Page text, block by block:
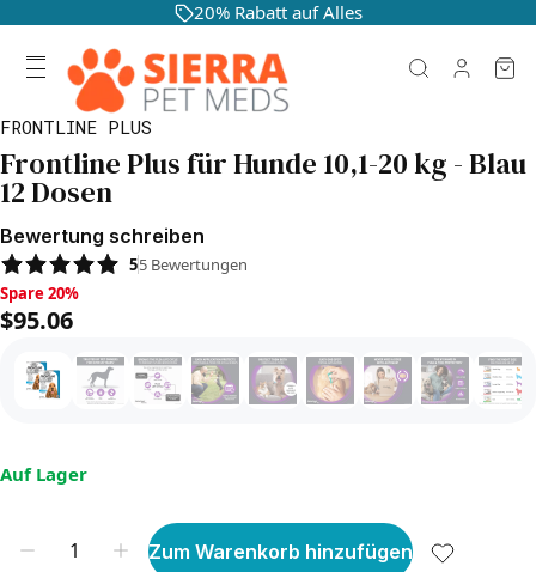
20% Rabatt auf Alles
FRONTLINE PLUS
Frontline Plus für Hunde 10,1-20 kg - Blau
12 Dosen
Bewertung schreiben
55 Bewertungen
Spare 20%, $95.06
Spare 20%
$95.06
Auf Lager
Zum Warenkorb hinzufügen